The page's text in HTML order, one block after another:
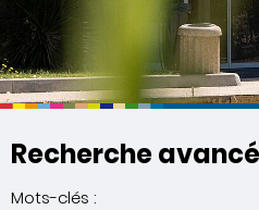
Recherche
Mots-clés :